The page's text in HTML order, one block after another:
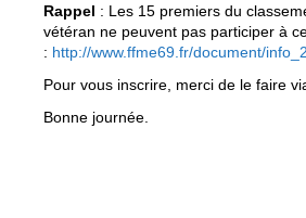
Rappel : Les 15 premiers du
vétéran ne peuvent pas participer à
: http://www.ffme69.fr/document/
Pour vous inscrire, merci de le faire
Bonne journée.